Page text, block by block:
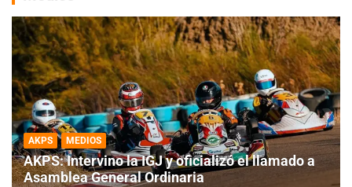
AKPS MEDIOS
AKPS: Intervino la IGJ y oficializó el llamado a
Asamblea General Ordinaria